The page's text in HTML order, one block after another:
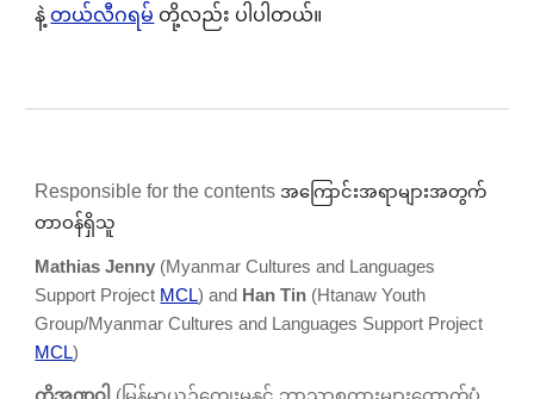
နဲ့တယ်လီဂရမ် တို့လည်း ပါပါတယ်။
Responsible for the contents အကြောင်းအရာများအတွက်
တာဝန်ရှိသူ
Mathias Jenny (Myanmar Cultures and Languages
Support Project MCL) and Han Tin (Htanaw Youth
Group/Myanmar Cultures and Languages Support Project
MCL)